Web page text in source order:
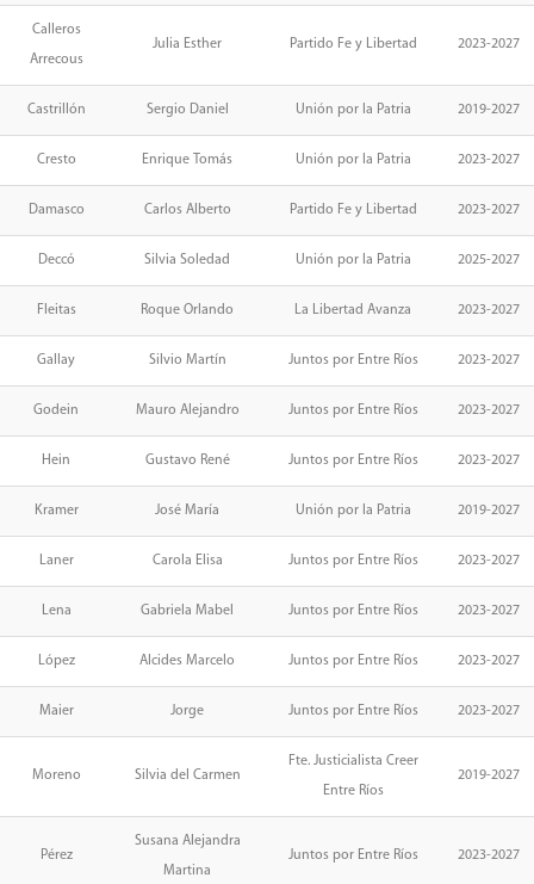
Calleros
Arrecous
Julia Esther Partido Fe y Libertad 2023-2027
Castrillón Sergio Daniel Unión por la Patria 2019-2027
Cresto Enrique Tomás Unión por la Patria 2023-2027
Damasco Carlos Alberto Partido Fe y Libertad 2023-2027
Deccó Silvia Soledad Unión por la Patria 2025-2027
Fleitas Roque Orlando La Libertad Avanza 2023-2027
Gallay Silvio Martín Juntos por Entre Ríos 2023-2027
Godein Mauro Alejandro Juntos por Entre Ríos 2023-2027
Hein Gustavo René Juntos por Entre Ríos 2023-2027
Kramer José María Unión por la Patria 2019-2027
Laner Carola Elisa Juntos por Entre Ríos 2023-2027
Lena Gabriela Mabel Juntos por Entre Ríos 2023-2027
López Alcides Marcelo Juntos por Entre Ríos 2023-2027
Maier Jorge Juntos por Entre Ríos 2023-2027
Moreno Silvia del Carmen
Fte. Justicialista Creer
Entre Ríos
2019-2027
Pérez
Susana Alejandra
Martina
Juntos por Entre Ríos 2023-2027